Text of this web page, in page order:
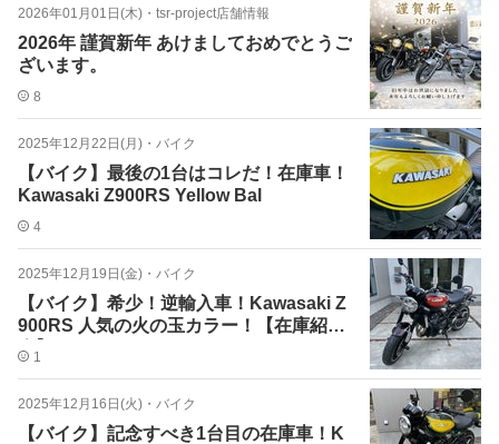
2026年01月01日(木) ・ tsr-project店舗情報
2026年 謹賀新年 あけましておめでとうご
ざいます。
8
2025年12月22日(月) ・ バイク
【バイク】最後の1台はコレだ！在庫車！
Kawasaki Z900RS Yellow Bal
4
2025年12月19日(金) ・ バイク
【バイク】希少！逆輸入車！Kawasaki Z
900RS 人気の火の玉カラー！【在庫紹
介】
1
2025年12月16日(火) ・ バイク
【バイク】記念すべき1台目の在庫車！K